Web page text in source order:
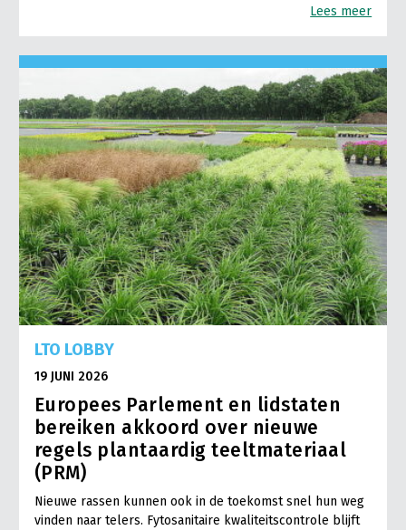
Lees meer
LTO LOBBY
19 JUNI 2026
Europees Parlement en lidstaten
bereiken akkoord over nieuwe
regels plantaardig teeltmateriaal
(PRM)
Nieuwe rassen kunnen ook in de toekomst snel hun weg
vinden naar telers. Fytosanitaire kwaliteitscontrole blijft